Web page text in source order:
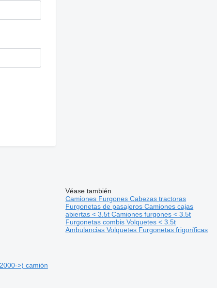
>) camión
Véase también
Camiones FurgonesCabezas tractoras
Furgonetas de pasajerosCamiones cajas
abiertas < 3.5tCamiones furgones < 3.5t
Furgonetas combisVolquetes < 3.5t
AmbulanciasVolquetes Furgonetas frigoríficas